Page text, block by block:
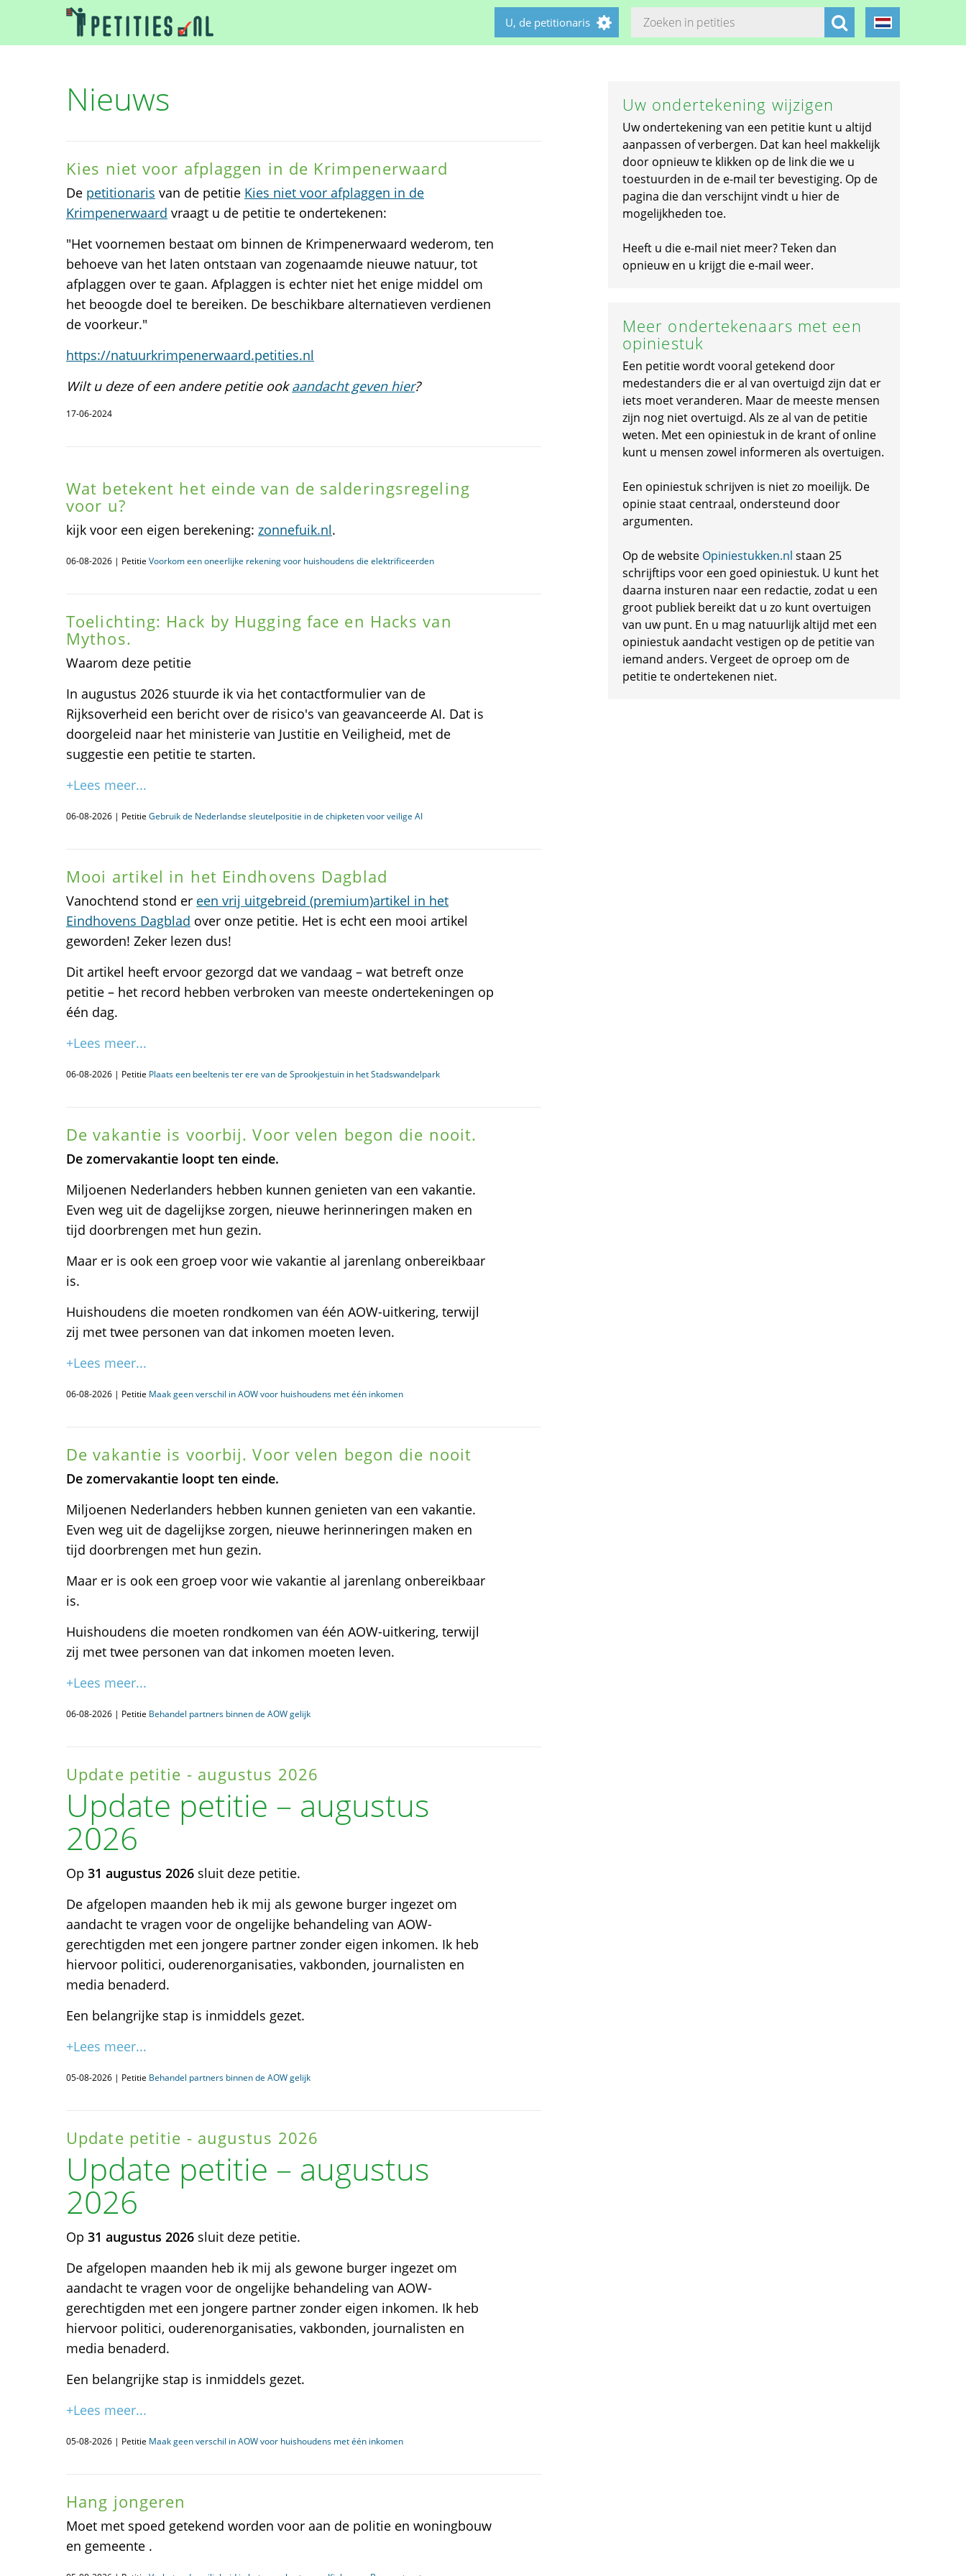
U, de petitionaris
Nieuws
Kies niet voor afplaggen in de Krimpenerwaard
De petitionaris van de petitie Kies niet voor afplaggen in de
Krimpenerwaard vraagt u de petitie te ondertekenen:
"Het voornemen bestaat om binnen de Krimpenerwaard wederom, ten
behoeve van het laten ontstaan van zogenaamde nieuwe natuur, tot
afplaggen over te gaan. Afplaggen is echter niet het enige middel om
het beoogde doel te bereiken. De beschikbare alternatieven verdienen
de voorkeur."
https://natuurkrimpenerwaard.petities.nl
Wilt u deze of een andere petitie ookaandacht geven hier?
17-06-2024
Wat betekent het einde van de salderingsregeling
voor u?
kijk voor een eigen berekening: zonnefuik.nl.
06-08-2026 | Petitie Voorkom een oneerlijke rekening voor huishoudens die elektrificeerden
Toelichting: Hack by Hugging face en Hacks van
Mythos.
Waarom deze petitie
In augustus 2026 stuurde ik via het contactformulier van de
Rijksoverheid een bericht over de risico's van geavanceerde AI. Dat is
doorgeleid naar het ministerie van Justitie en Veiligheid, met de
suggestie een petitie te starten.
+Lees meer...
06-08-2026 | Petitie Gebruik de Nederlandse sleutelpositie in de chipketen voor veilige AI
Mooi artikel in het Eindhovens Dagblad
Vanochtend stond er een vrij uitgebreid (premium)artikel in het
Eindhovens Dagblad over onze petitie. Het is echt een mooi artikel
geworden! Zeker lezen dus!
Dit artikel heeft ervoor gezorgd dat we vandaag – wat betreft onze
petitie – het record hebben verbroken van meeste ondertekeningen op
één dag.
+Lees meer...
06-08-2026 | Petitie Plaats een beeltenis ter ere van de Sprookjestuin in het Stadswandelpark
De vakantie is voorbij. Voor velen begon die nooit.
De zomervakantie loopt ten einde.
Miljoenen Nederlanders hebben kunnen genieten van een vakantie.
Even weg uit de dagelijkse zorgen, nieuwe herinneringen maken en
tijd doorbrengen met hun gezin.
Maar er is ook een groep voor wie vakantie al jarenlang onbereikbaar
is.
Huishoudens die moeten rondkomen van één AOW-uitkering, terwijl
zij met twee personen van dat inkomen moeten leven.
+Lees meer...
06-08-2026 | Petitie Maak geen verschil in AOW voor huishoudens met één inkomen
De vakantie is voorbij. Voor velen begon die nooit
De zomervakantie loopt ten einde.
Miljoenen Nederlanders hebben kunnen genieten van een vakantie.
Even weg uit de dagelijkse zorgen, nieuwe herinneringen maken en
tijd doorbrengen met hun gezin.
Maar er is ook een groep voor wie vakantie al jarenlang onbereikbaar
is.
Huishoudens die moeten rondkomen van één AOW-uitkering, terwijl
zij met twee personen van dat inkomen moeten leven.
+Lees meer...
06-08-2026 | Petitie Behandel partners binnen de AOW gelijk
Update petitie - augustus 2026
Update petitie – augustus
2026
Op 31 augustus 2026 sluit deze petitie.
De afgelopen maanden heb ik mij als gewone burger ingezet om
aandacht te vragen voor de ongelijke behandeling van AOW-
gerechtigden met een jongere partner zonder eigen inkomen. Ik heb
hiervoor politici, ouderenorganisaties, vakbonden, journalisten en
media benaderd.
Een belangrijke stap is inmiddels gezet.
+Lees meer...
05-08-2026 | Petitie Behandel partners binnen de AOW gelijk
Update petitie - augustus 2026
Update petitie – augustus
2026
Op 31 augustus 2026 sluit deze petitie.
De afgelopen maanden heb ik mij als gewone burger ingezet om
aandacht te vragen voor de ongelijke behandeling van AOW-
gerechtigden met een jongere partner zonder eigen inkomen. Ik heb
hiervoor politici, ouderenorganisaties, vakbonden, journalisten en
media benaderd.
Een belangrijke stap is inmiddels gezet.
+Lees meer...
05-08-2026 | Petitie Maak geen verschil in AOW voor huishoudens met één inkomen
Hang jongeren
Moet met spoed getekend worden voor aan de politie en woningbouw
en gemeente .
Uw ondertekening wijzigen
Uw ondertekening van een petitie kunt u altijd
aanpassen of verbergen. Dat kan heel makkelijk
door opnieuw te klikken op de link die we u
toestuurden in de e-mail ter bevestiging. Op de
pagina die dan verschijnt vindt u hier de
mogelijkheden toe.
Heeft u die e-mail niet meer? Teken dan
opnieuw en u krijgt die e-mail weer.
Meer ondertekenaars met een
opiniestuk
Een petitie wordt vooral getekend door
medestanders die er al van overtuigd zijn dat er
iets moet veranderen. Maar de meeste mensen
zijn nog niet overtuigd. Als ze al van de petitie
weten. Met een opiniestuk in de krant of online
kunt u mensen zowel informeren als overtuigen.
Een opiniestuk schrijven is niet zo moeilijk. De
opinie staat centraal, ondersteund door
argumenten.
Op de website Opiniestukken.nl staan 25
schrijftips voor een goed opiniestuk. U kunt het
daarna insturen naar een redactie, zodat u een
groot publiek bereikt dat u zo kunt overtuigen
van uw punt. En u mag natuurlijk altijd met een
opiniestuk aandacht vestigen op de petitie van
iemand anders. Vergeet de oproep om de
petitie te ondertekenen niet.